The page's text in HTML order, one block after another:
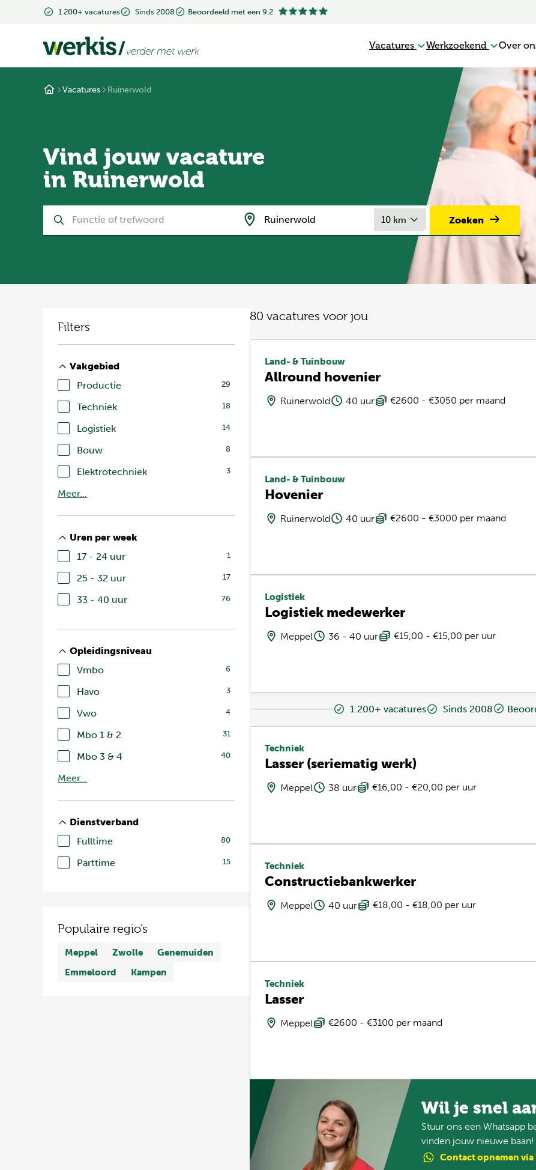
1.200+ vacatures Sinds 2008 Beoordeeld met een 9.2
Vacatures Werkzoekend Over
Vacatures Ruinerwold
Vind jouw vacature
in Ruinerwold
Zoeken
Filters
Vakgebied
Productie
29
Techniek 18
Logistiek 14
Bouw 8
Elektrotechniek 3
Meer...
Uren per week
17 - 24 uur
1
25 - 32 uur 17
33 - 40 uur 76
Opleidingsniveau
Vmbo
6
Havo 3
Vwo 4
Mbo 1 & 2 31
Mbo 3 & 4 40
Meer...
Dienstverband
Fulltime
80
Parttime 15
Populaire regio’s
Meppel Zwolle
Genemuiden
Emmeloord
Kampen
80 vacatures voor jou
Land- & Tuinbouw
Allround hovenier
Ruinerwold 40 uur €2600 - €3050 per maand
Land- & Tuinbouw
Hovenier
Ruinerwold 40 uur €2600 - €3000 per maand
Logistiek
Logistiek medewerker
Meppel 36 - 40 uur €15,00 - €15,00 per uur
1.200+ vacatures Sinds 2008
Techniek
Lasser (seriematig werk)
Meppel 38 uur €16,00 - €20,00 per uur
Techniek
Constructiebankwerker
Meppel 40 uur €18,00 - €18,00 per uur
Techniek
Lasser
Meppel €2600 - €3100 per maand
Wil je snel
Stuur ons een Whatsapp
vinden jouw nieuwe baan!
Contactopnemen via